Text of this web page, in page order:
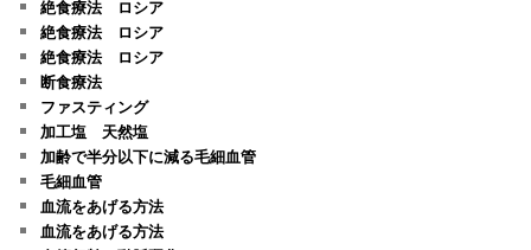
絶食療法 ロシア
絶食療法 ロシア
絶食療法 ロシア
断食療法
ファスティング
加工塩 天然塩
加齢で半分以下に減る毛細血管
毛細血管
血流をあげる方法
血流をあげる方法